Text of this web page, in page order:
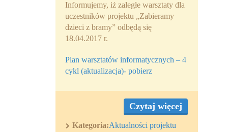
Informujemy, iż zaległe warsztaty dla
uczestników projektu „Zabieramy
dzieci z bramy” odbędą się
18.04.2017 r.
Plan warsztatów informatycznych – 4
cykl (aktualizacja)- pobierz
Czytaj więcej
Kategoria:Aktualności projektu